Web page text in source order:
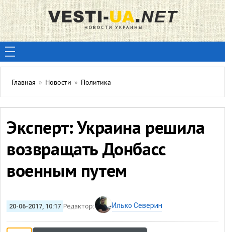
Главная » Новости » Политика
Эксперт: Украина решила
возвращать Донбасс
военным путем
20-06-2017, 10:17 Редактор: Илько Северин